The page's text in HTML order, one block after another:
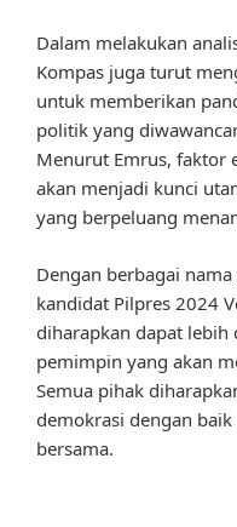
Dalam melakukan
Kompas juga turut
untuk memberikan
politik yang
Menurut Emrus, faktor
akan menjadi kunci
yang berpeluang
Dengan berbagai
kandidat Pilpres 2024
diharapkan dapat
pemimpin yang akan
Semua pihak
demokrasi dengan
bersama.